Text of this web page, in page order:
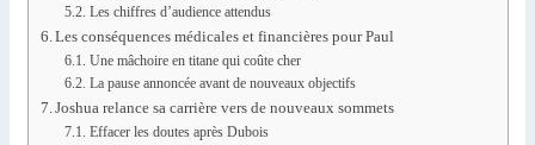
Les chiffres d’audience attendus
Les conséquences médicales et financières pour Paul
Une mâchoire en titane qui coûte cher
La pause annoncée avant de nouveaux objectifs
Joshua relance sa carrière vers de nouveaux sommets
Effacer les doutes après Dubois